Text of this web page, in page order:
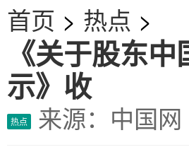
首页 > 热点 >
《关于股东
示》收
热点 来源：中国网